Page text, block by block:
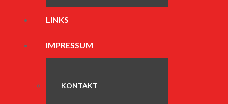
LINKS
IMPRESSUM
KONTAKT